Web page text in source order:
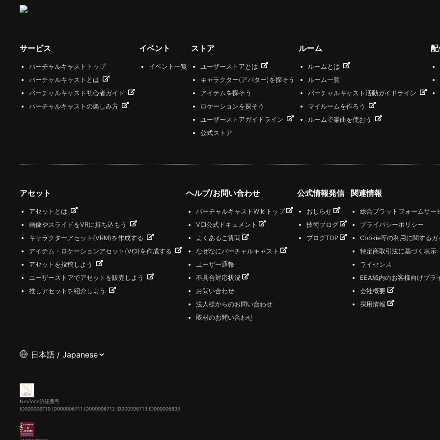
サービス
バーチャルキャストトップ
バーチャルキャストとは
バーチャルキャスト初心者ガイド
バーチャルキャストの楽しみ方
イベント
イベント一覧
ストア
ユーザーストアとは
キャラクター(アバター)を探そう
アイテムを探そう
ロケーションを探そう
ユーザーストアガイドライン
公式ストア
ルーム
ルームとは
ルーム一覧
バーチャルキャスト活動ガイドライン
マイルームを作ろう
ルームで楽曲を使おう
アセット
アセットとは
画像やスライドをVRに持ち込もう
キャラクターアセット(VRM)を作成する
アイテム・ロケーションアセット(VCI)を作成する
アセットを投稿しよう
ユーザーストアでアセットを販売しよう
推しアセットを紹介しよう
ヘルプ/お問い合わせ
バーチャルキャストWikiトップ
VCI公式ドキュメント
よくあるご質問
なぜなにバーチャルキャスト
ユーザー通報
不具合対応状況
お問い合わせ
法人様からのお問い合わせ
取材のお問い合わせ
公式情報発信
おしらせ
技術ブログ
ブログTOP
関連情報
総合プラットフォームサー
プライバシーポリシー
Cookie等の利用に関するガ
特定商取引法に基づく表示
ライセンス
EEA域内のお客様向けプラ
会社概要
採用情報
NexTone許諾番号
ID000006710 ID000006711 ID000006712 ID000006713 ID000006835